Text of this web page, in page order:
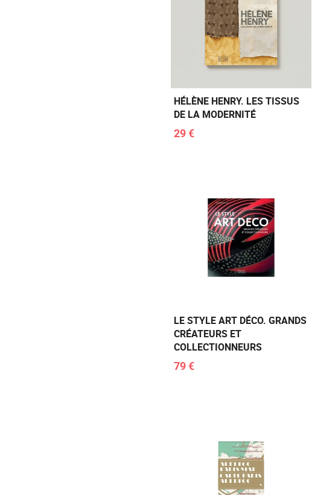
HÉLÈNE HENRY. LES TISSUS
DE LA MODERNITÉ
29 €
LE STYLE ART DÉCO. GRANDS
CRÉATEURS ET
COLLECTIONNEURS
79 €